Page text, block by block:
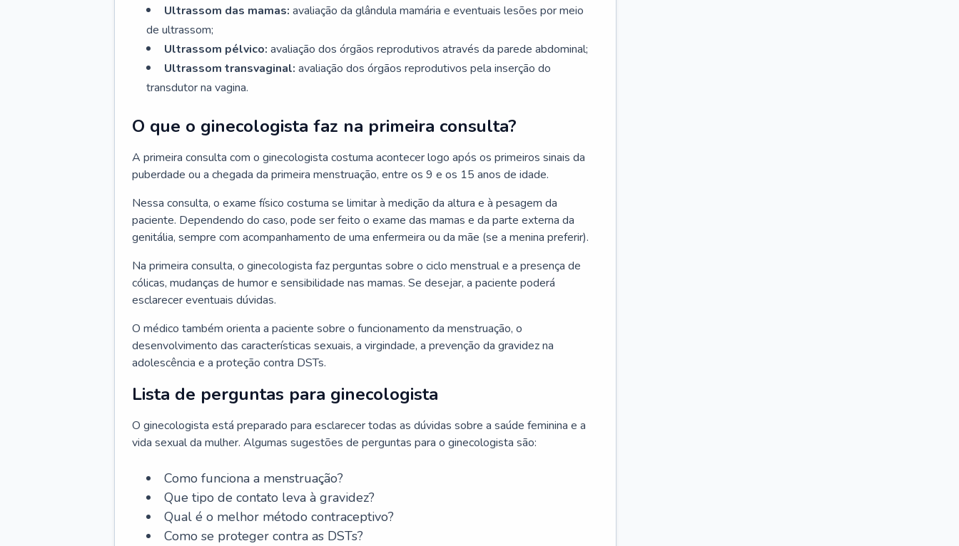
Ultrassom das mamas: avaliação da glândula mamária e eventuais lesões por meio
de ultrassom;
Ultrassom pélvico: avaliação dos órgãos reprodutivos através da parede abdominal;
Ultrassom transvaginal: avaliação dos órgãos reprodutivos pela inserção do
transdutor na vagina.
O que o ginecologista faz na primeira consulta?
A primeira consulta com o ginecologista costuma acontecer logo após os primeiros sinais da
puberdade ou a chegada da primeira menstruação, entre os 9 e os 15 anos de idade.
Nessa consulta, o exame físico costuma se limitar à medição da altura e à pesagem da
paciente. Dependendo do caso, pode ser feito o exame das mamas e da parte externa da
genitália, sempre com acompanhamento de uma enfermeira ou da mãe (se a menina preferir).
Na primeira consulta, o ginecologista faz perguntas sobre o ciclo menstrual e a presença de
cólicas, mudanças de humor e sensibilidade nas mamas. Se desejar, a paciente poderá
esclarecer eventuais dúvidas.
O médico também orienta a paciente sobre o funcionamento da menstruação, o
desenvolvimento das características sexuais, a virgindade, a prevenção da gravidez na
adolescência e a proteção contra DSTs.
Lista de perguntas para ginecologista
O ginecologista está preparado para esclarecer todas as dúvidas sobre a saúde feminina e a
vida sexual da mulher. Algumas sugestões de perguntas para o ginecologista são:
Como funciona a menstruação?
Que tipo de contato leva à gravidez?
Qual é o melhor método contraceptivo?
Como se proteger contra as DSTs?